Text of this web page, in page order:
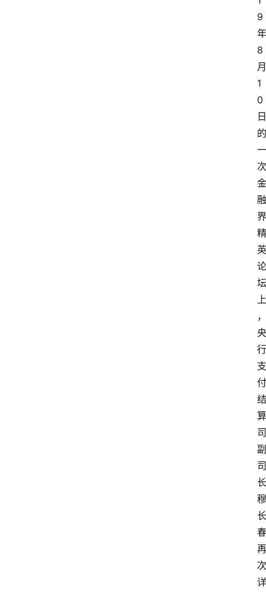
9
年
8
月
1
0
日
的
一
次
金
融
界
精
英
论
坛
上
，
央
行
支
付
结
算
司
副
司
长
穆
长
春
再
次
详